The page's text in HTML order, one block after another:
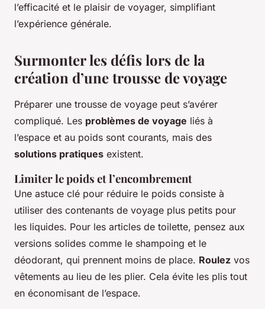
l’efficacité et le plaisir de voyager, simplifiant
l’expérience générale.
Surmonter les défis lors de la
création d’une trousse de voyage
Préparer une trousse de voyage peut s’avérer
compliqué. Les problèmes de voyage liés à
l’espace et au poids sont courants, mais des
solutions pratiques existent.
Limiter le poids et l’encombrement
Une astuce clé pour réduire le poids consiste à
utiliser des contenants de voyage plus petits pour
les liquides. Pour les articles de toilette, pensez aux
versions solides comme le shampoing et le
déodorant, qui prennent moins de place. Roulez vos
vêtements au lieu de les plier. Cela évite les plis tout
en économisant de l’espace.